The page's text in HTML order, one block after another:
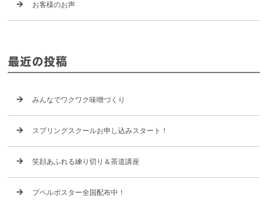
お客様のお声
最近の投稿
みんなでワクワク味噌づくり
スプリングスクールお申し込みスタート！
笑顔あふれる練り切り＆茶道講座
プペルポスター全国配布中！